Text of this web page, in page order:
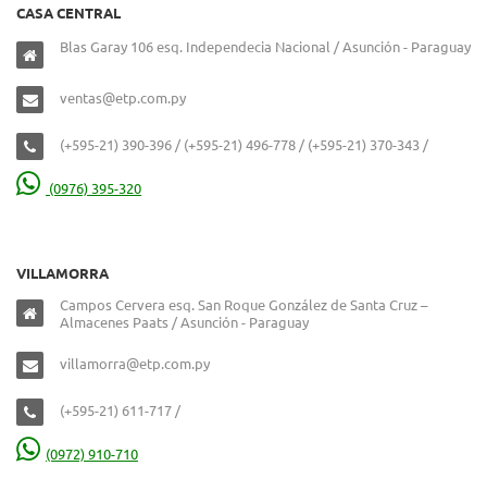
CASA CENTRAL
Blas Garay 106 esq. Independecia Nacional / Asunción - Paraguay
ventas@etp.com.py
(+595-21) 390-396 / (+595-21) 496-778 / (+595-21) 370-343 /
(0976) 395-320
VILLAMORRA
Campos Cervera esq. San Roque González de Santa Cruz –
Almacenes Paats / Asunción - Paraguay
villamorra@etp.com.py
(+595-21) 611-717 /
(0972) 910-710